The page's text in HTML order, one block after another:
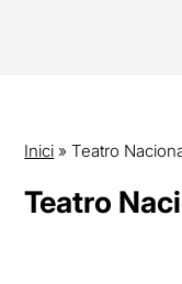
Inici »Teatro
Teatro